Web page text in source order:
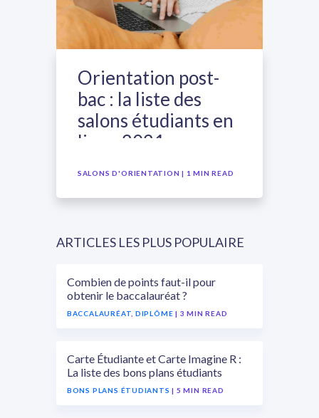
Orientation post-
bac : la liste des
salons étudiants en
ligne 2021
SALONS D'ORIENTATION | 1 MIN READ
ARTICLES LES PLUS POPULAIRE
Combien de points faut-il pour
obtenir le baccalauréat ?
BACCALAURÉAT DIPLÔME | 3 MIN READ
Carte Étudiante et Carte Imagine R :
La liste des bons plans étudiants
BONS PLANS ÉTUDIANTS | 5 MIN READ